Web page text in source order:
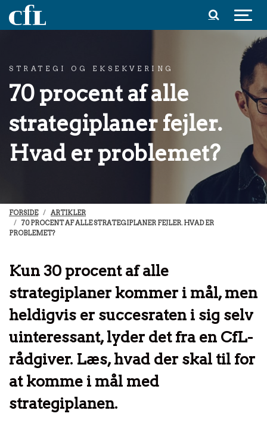
Spring til indhold
STRATEGI OG EKSEKVERING
70 procent af alle
strategiplaner fejler.
Hvad er problemet?
FORSIDE
ARTIKLER
70 PROCENT AF ALLE STRATEGIPLANER FEJLER. HVAD ER
PROBLEMET?
Kun 30 procent af alle
strategiplaner kommer i mål, men
heldigvis er succesraten i sig selv
uinteressant, lyder det fra en CfL-
rådgiver. Læs, hvad der skal til for
at komme i mål med
strategiplanen.